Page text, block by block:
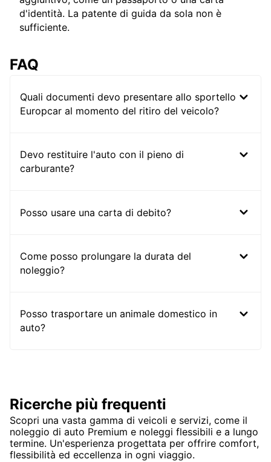
d'identità. La patente di guida da sola non è
sufficiente.
FAQ
Quali documenti devo presentare allo sportello
Europcar al momento del ritiro del veicolo?
Devo restituire l'auto con il pieno di
carburante?
Posso usare una carta di debito?
Come posso prolungare la durata del
noleggio?
Posso trasportare un animale domestico in
auto?
Ricerche più frequenti
Scopri una vasta gamma di veicoli e servizi, come il
noleggio di auto Premium e noleggi flessibili e a lungo
termine. Un'esperienza progettata per offrire comfort,
flessibilità ed eccellenza in ogni viaggio.